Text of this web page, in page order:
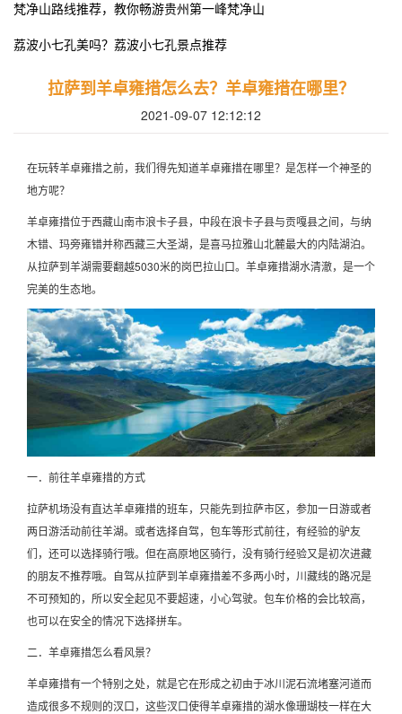
梵净山路线推荐，教你畅游贵州第一峰梵净山
荔波小七孔美吗？荔波小七孔景点推荐
拉萨到羊卓雍措怎么去？羊卓雍措在哪里？
2021-09-07 12:12:12
在玩转羊卓雍措之前，我们得先知道羊卓雍措在哪里？是怎样一个神圣的
地方呢？
羊卓雍措位于西藏山南市浪卡子县，中段在浪卡子县与贡嘎县之间，与纳
木错、玛旁雍错并称西藏三大圣湖，是喜马拉雅山北麓最大的内陆湖泊。
从拉萨到羊湖需要翻越5030米的岗巴拉山口。羊卓雍措湖水清澈，是一个
完美的生态地。
一．前往羊卓雍措的方式
拉萨机场没有直达羊卓雍措的班车，只能先到拉萨市区，参加一日游或者
两日游活动前往羊湖。或者选择自驾，包车等形式前往，有经验的驴友
们，还可以选择骑行哦。但在高原地区骑行，没有骑行经验又是初次进藏
的朋友不推荐哦。自驾从拉萨到羊卓雍措差不多两小时，川藏线的路况是
不可预知的，所以安全起见不要超速，小心驾驶。包车价格的会比较高，
也可以在安全的情况下选择拼车。
二．羊卓雍措怎么看风景？
羊卓雍措有一个特别之处，就是它在形成之初由于冰川泥石流堵塞河道而
造成很多不规则的汊口，这些汊口使得羊卓雍措的湖水像珊瑚枝一样在大